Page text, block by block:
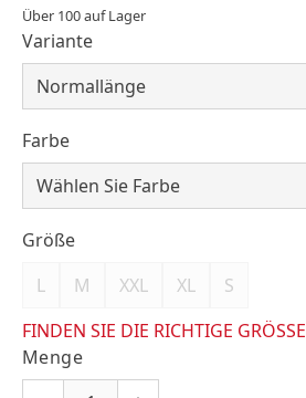
Über 100 auf Lager
Variante
Farbe
Größe
L
M XXL XL
S
FINDEN SIE DIE RICHTIGE GRÖSSE
Menge